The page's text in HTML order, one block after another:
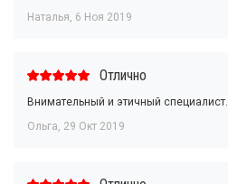
Наталья, 6 Ноя 2019
Отлично
Внимательный и этичный специалист.
Ольга, 29 Окт 2019